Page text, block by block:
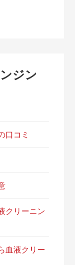
ジン
口コミ
クリーニン
血液クリー